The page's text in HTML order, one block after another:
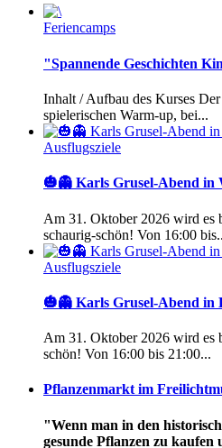
Feriencamps
"Spannende Geschichten
Inhalt / Aufbau des Kurses
spielerischen Warm-up, bei...
Ausflugsziele
🎃👻 Karls Grusel-Abend in
Am 31. Oktober 2026 wird es
schaurig-schön! Von 16:00
Ausflugsziele
🎃👻 Karls Grusel-Abend in
Am 31. Oktober 2026 wird es
schön! Von 16:00 bis 21:00...
Pflanzenmarkt im
"Wenn man in den
gesunde Pflanzen zu kaufen